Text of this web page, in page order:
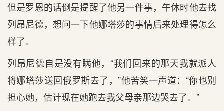
但是罗恩的话倒是提醒了他另一件事，午休时他去找
列昂尼德，想问一下他娜塔莎的事情后来处理得怎么
样了。
列昂尼德自是没有瞒他，“我们回来的那天我就派人
将娜塔莎送回俄罗斯去了，”他苦笑一声道：“你也别
担心她，估计现在她跑去我父母亲那边哭去了。”